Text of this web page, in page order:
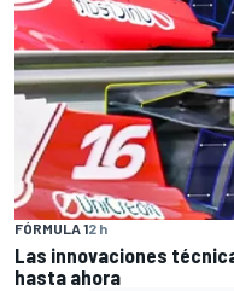
FÓRMULA 12 h
Las innovaciones
hasta ahora